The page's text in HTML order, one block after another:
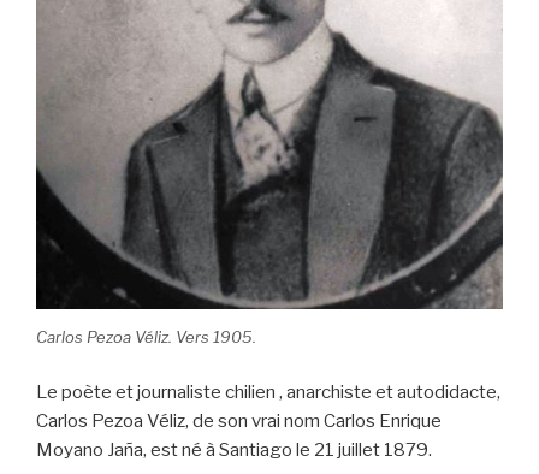
Carlos Pezoa Véliz. Vers 1905.
Le poète et journaliste chilien , anarchiste et autodidacte,
Carlos Pezoa Véliz, de son vrai nom Carlos Enrique
Moyano Jaña, est né à Santiago le 21 juillet 1879.